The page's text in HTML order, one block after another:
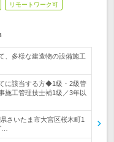
リモートワーク可
、多様な建造物の設備施工
に該当する方◆1級・2級管
施工管理技士補1級／3年以
さいたま市大宮区桜木町1